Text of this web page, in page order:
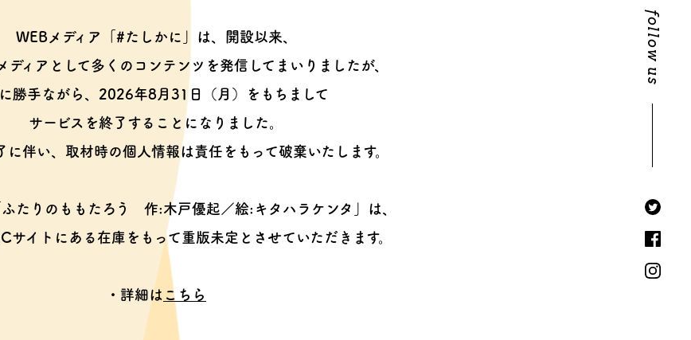
follow us
WEBメディア「#たしかに」は、開設以来、
ディアとして多くのコンテンツを発信してまいりましたが、
勝手ながら、2026年8月31日（月）をもちまして
サービスを終了することになりました。
に伴い、取材時の個人情報は責任をもって破棄いたします。
ふたりのももたろう 作:木戸優起／絵:キタハラケンタ」は、
サイトにある在庫をもって重版未定とさせていただきます。
・詳細は こちら